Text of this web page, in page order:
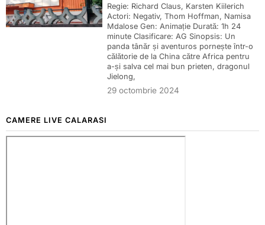
Regie: Richard Claus, Karsten Kiilerich
Actori: Negativ, Thom Hoffman, Namisa
Mdalose Gen: Animație Durată: 1h 24
minute Clasificare: AG Sinopsis: Un
panda tânăr și aventuros pornește într-o
călătorie de la China către Africa pentru
a-și salva cel mai bun prieten, dragonul
Jielong,
29 octombrie 2024
CAMERE LIVE CALARASI